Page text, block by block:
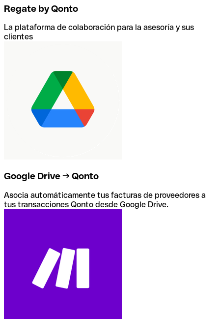
Regate by Qonto
La plataforma de colaboración para la asesoría y sus
clientes
Google Drive → Qonto
Asocia automáticamente tus facturas de proveedores a
tus transacciones Qonto desde Google Drive.